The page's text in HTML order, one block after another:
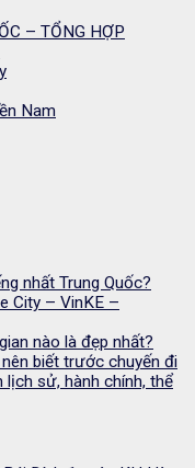
– TỔNG HỢP
Nam
nhất Trung Quốc?
City – VinKE –
nào là đẹp nhất?
biết trước chuyến đi
sử, hành chính, thể